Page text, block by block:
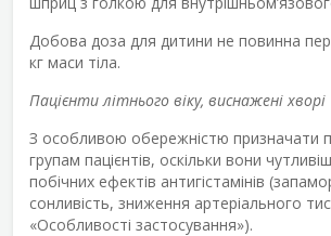
Добова доза для дитини не повинна
кг маси тіла.
Пацієнти літнього віку, виснажені хворі
З особливою обережністю призначати
групам пацієнтів, оскільки вони
побічних ефектів антигістамінів
сонливість, зниження артеріального
«Особливості застосування»).